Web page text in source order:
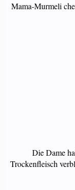
Mama-Murmeli
Die Dame
Trockenfleisch